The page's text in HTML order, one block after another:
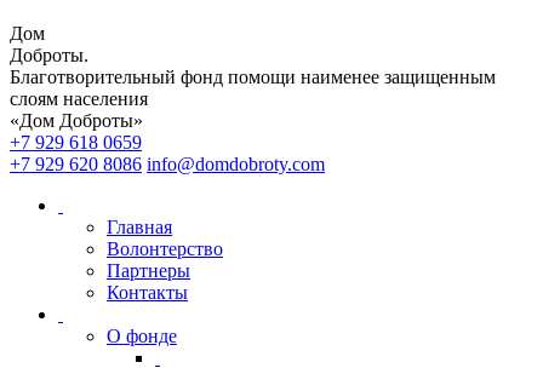
Дом
Доброты.
Благотворительный фонд помощи наименее защищенным
слоям населения
«Дом Доброты»
+7 929 618 0659
+7 929 620 8086 info@domdobroty.com
Главная
Волонтерство
Партнеры
Контакты
О фонде